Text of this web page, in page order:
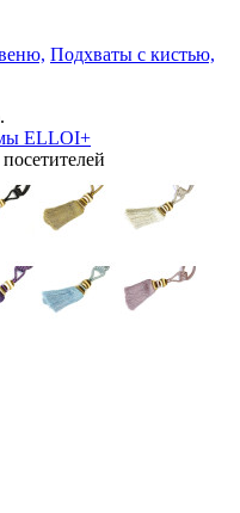
Подхваты с кистью,
ELLOI+
посетителей